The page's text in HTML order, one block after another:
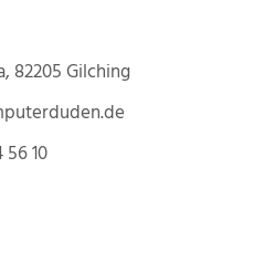
82205 Gilching
10